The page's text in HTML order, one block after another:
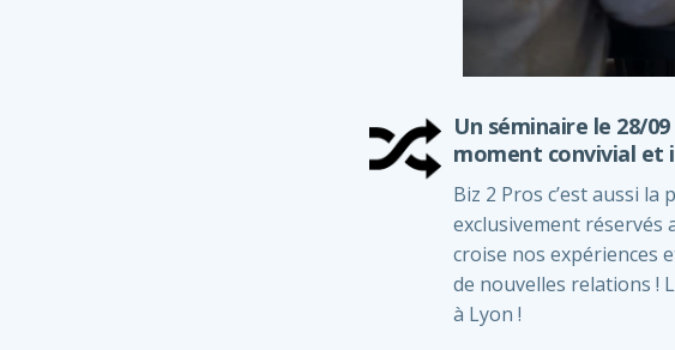
Un séminaire le 28/
moment convivial et
Biz 2 Pros c’est aussi
exclusivement réservés
croise nos expériences
de nouvelles relations !
à Lyon !